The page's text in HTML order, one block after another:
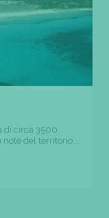
di circa 3500
del territorio....